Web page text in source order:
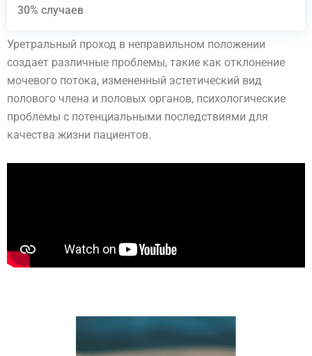
30% случаев
Уретральный проход в неправильном положении
создает различные проблемы, такие как отклонение
мочевого потока, измененный эстетический вид
полового члена и половых органов, психологические
проблемы с потенциальными последствиями для
качества жизни пациентов.